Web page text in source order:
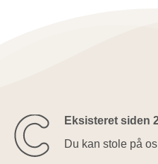
Eksisteret siden
Du kan stole på os